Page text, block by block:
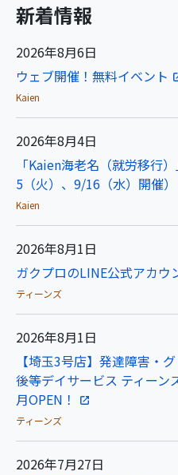
新着情報
2026年8月6日
ウェブ開催！無料イベント
Kaien
2026年8月4日
「Kaien海老名（就労移行
5（火）、9/16（水）開催）
Kaien
2026年8月1日
ガクプロのLINE公式アカウ
ティーンズ
2026年8月1日
【埼玉3号店】発達障害・
後等デイサービス ティーン
月OPEN！
ティーンズ
2026年7月27日